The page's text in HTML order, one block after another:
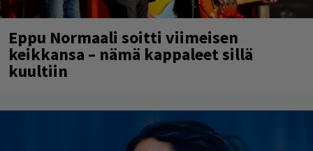
Eppu Normaali soitti viimeisen
keikkansa – nämä kappaleet sillä
kuultiin